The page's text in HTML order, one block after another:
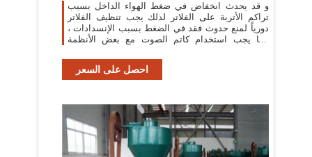
و قد يحدث انخفاض في ضغط الهواء الداخل بسبب
تراكم الأتربة على الفلاتر لذلك يجب تنظيف الفلاتر
دورياً لمنع حدوث فقد في الضغط بسبب الإنسدادات ،
كما يجب استخدام كاتم الصوت مع بعض الأنظمة
احصل على السعر